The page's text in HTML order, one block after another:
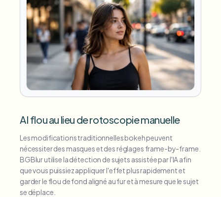
AI flou au lieu de rotoscopie manuelle
Les modifications traditionnelles bokeh peuvent
nécessiter des masques et des réglages frame-by-frame.
BGBlur utilise la détection de sujets assistée par l'IA afin
que vous puissiez appliquer l'effet plus rapidement et
garder le flou de fond aligné au fur et à mesure que le sujet
se déplace.